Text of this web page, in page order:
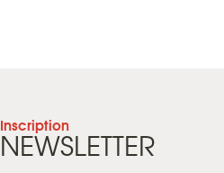
Inscription
NEWSLETTER